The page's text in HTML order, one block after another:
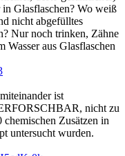
Glasflaschen? Wo weiß
nicht abgefülltes
Nur noch trinken, Zähne
Wasser aus Glasflaschen
ist
nicht zu
Zusätzen in
untersucht wurden.